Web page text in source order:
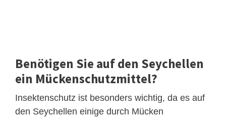
Benötigen Sie auf den Seychellen
ein Mückenschutzmittel?
Insektenschutz ist besonders wichtig, da es auf
den Seychellen einige durch Mücken